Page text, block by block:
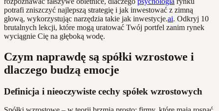
potrafi zniszczyć najlepszą strategię i jak inwestować z zimną
głową, wykorzystując narzędzia takie jak inwestycje.ai. Odkryj 10
brutalnych lekcji, które mogą uratować Twój portfel zanim rynek
wyciągnie Cię na głęboką wodę.
Czym naprawdę są spółki wzrostowe i
dlaczego budzą emocje
Definicja i nieoczywiste cechy spółek wzrostowych